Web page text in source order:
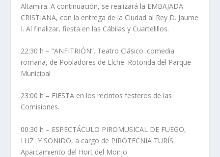
Altamira. A continuación, se realizará la EMBAJADA
CRISTIANA, con la entrega de la Ciudad al Rey D. Jaume
I. Al finalizar, fiesta en las Cábilas y Cuartelillos.
22:30 h – “ANFITRIÓN”. Teatro Clásico: comedia
romana, de Pobladores de Elche. Rotonda del Parque
Municipal
23:00 h – FIESTA en los recintos festeros de las
Comisiones.
00:30 h – ESPECTÁCULO PIROMUSICAL DE FUEGO,
LUZ Y SONIDO, a cargo de PIROTECNIA TURÍS.
Aparcamiento del Hort del Monjo.